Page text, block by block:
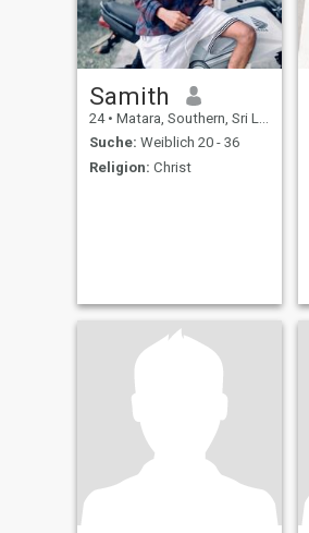
Samith
24 • Matara, Southern, Sri Lanka
Suche: Weiblich 20 - 36
Religion: Christ